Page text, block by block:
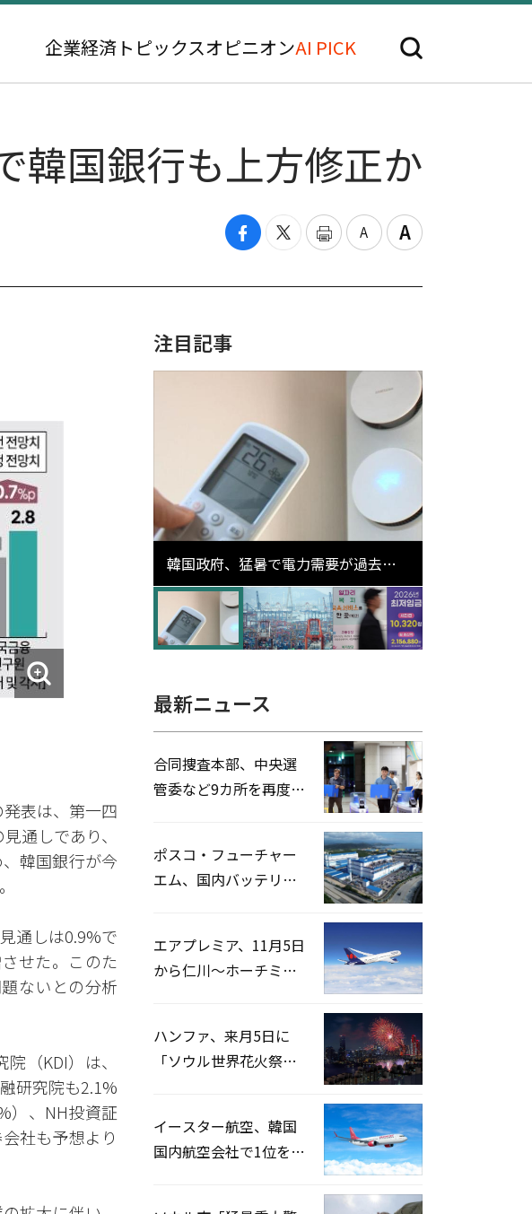
企業経済 トピックスオピニオンAI PICK
韓国銀行も上方修正か
表は、第一四
通しであり、
韓国銀行が今
通しは0.9%で
せた。このた
ないとの分析
（KDI）は、
研究院も2.1%
）、NH投資証
社も予想より
注目記事
韓国政府、猛暑で電力需要が過去最
高更新の可能性に需給対応体制を点
検
最新ニュース
合同捜査本部、中央選
管委など9カ所を再度家
ポスコ・フューチャー
エム、国内バッテリー
エアプレミア、11月5日
から仁川〜ホーチミン
ハンファ、来月5日に
「ソウル世界花火祭り
イースター航空、韓国
国内航空会社で1位を記